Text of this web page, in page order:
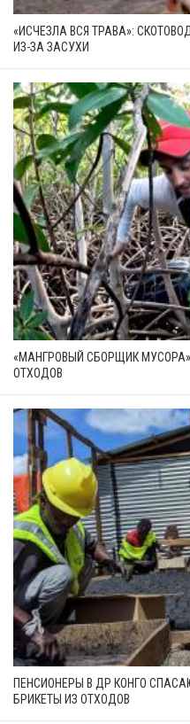
«ИСЧЕЗЛА ВСЯ ТРАВА»:
ИЗ-ЗА ЗАСУХИ
«МАНГРОВЫЙ СБОРЩИК
ОТХОДОВ
ПЕНСИОНЕРЫ В ДР КОНГО
БРИКЕТЫ ИЗ ОТХОДОВ